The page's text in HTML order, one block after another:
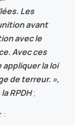
Les
avant
avec le
Avec ces
la loi
de terreur. »,
RPDH;
: